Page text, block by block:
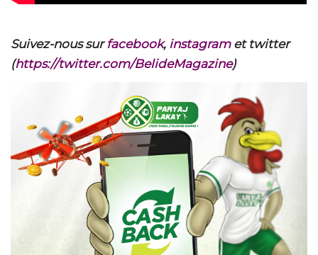
Suivez-nous sur facebook, instagramet twitter
(https://twitter.com/BelideMagazine)